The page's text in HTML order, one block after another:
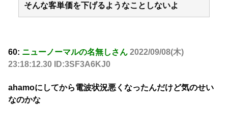
そんな客単価を下げるようなことしないよ
60: ニューノーマルの名無しさん 2022/09/08(木)
23:18:12.30 ID:3SF3A6KJ0
ahamoにしてから電波状況悪くなったんだけど気のせい
なのかな